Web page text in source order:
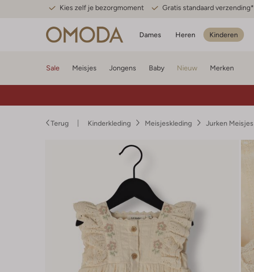
Kies zelf je bezorgmoment Gratis standaard verzending*
Dames Heren Kinderen
Sale Meisjes Jongens Baby Nieuw Merken
Terug Kinderkleding Meisjeskleding Jurken Meisjes